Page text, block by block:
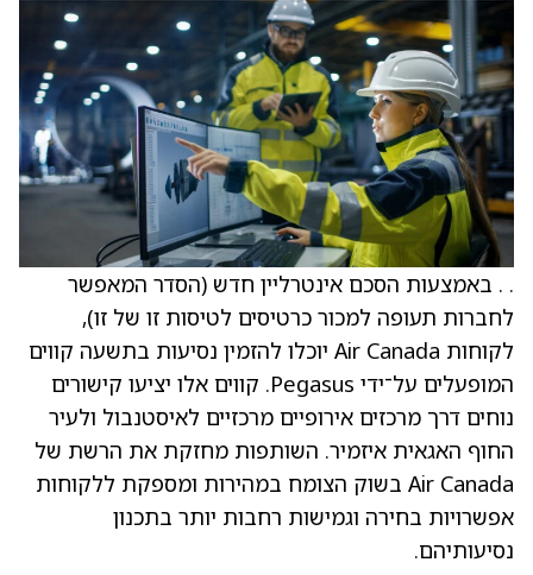
. . באמצעות הסכם אינטרליין חדש (הסדר המאפשר
לחברות תעופה למכור כרטיסים לטיסות זו של זו),
לקוחות Air Canada יוכלו להזמין נסיעות בתשעה קווים
המופעלים על־ידי Pegasus. קווים אלו יציעו קישורים
נוחים דרך מרכזים אירופיים מרכזיים לאיסטנבול ולעיר
החוף האגאית איזמיר. השותפות מחזקת את הרשת של
Air Canada בשוק הצומח במהירות ומספקת ללקוחות
אפשרויות בחירה וגמישות רחבות יותר בתכנון
נסיעותיהם.